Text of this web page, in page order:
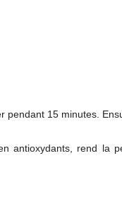
15 minutes.
antioxydants, rend la